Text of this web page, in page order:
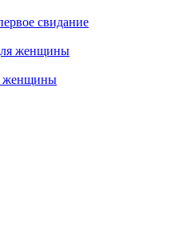
свидание
женщины